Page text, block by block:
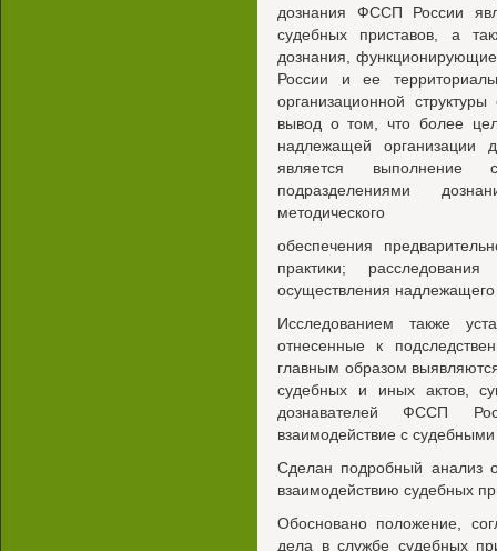
дознания ФССП России
судебных приставов, а
дознания,
России и ее
организационной
вывод о том, что более
надлежащей организации
является выполнение
подразделениями
методического
обеспечения
практики;
осуществления
Исследованием также
отнесенные к
главным образом
судебных и иных актов,
дознавателей ФССП
взаимодействие с
Сделан подробный анализ
взаимодействию судебных
Обосновано положение,
дела в службе судебных